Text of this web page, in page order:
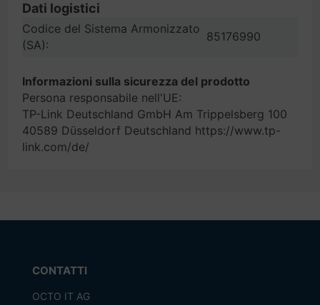
Dati logistici
Codice del Sistema Armonizzato
(SA):
85176990
Informazioni sulla sicurezza del prodotto
Persona responsabile nell'UE:
TP-Link Deutschland GmbH Am Trippelsberg 100
40589 Düsseldorf Deutschland https://www.tp-
link.com/de/
CONTATTI
OCTO IT AG